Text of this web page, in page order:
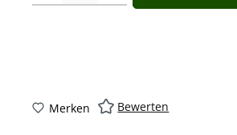
Merken Bewerten